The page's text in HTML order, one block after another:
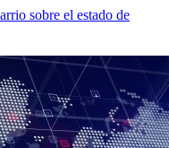
sobre el estado de